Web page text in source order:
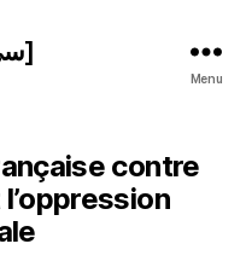
[سي نجيب]
Menu
contre